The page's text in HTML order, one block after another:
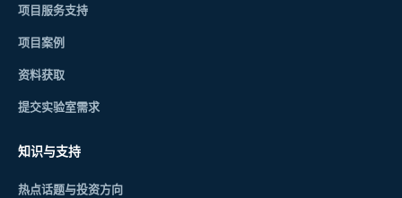
项目服务支持
项目案例
资料获取
提交实验室需求
知识与支持
热点话题与投资方向